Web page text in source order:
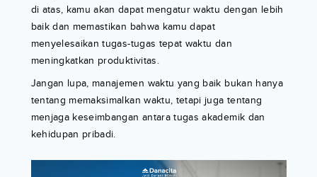
di atas, kamu akan dapat mengatur waktu dengan lebih
baik dan memastikan bahwa kamu dapat
menyelesaikan tugas-tugas tepat waktu dan
meningkatkan produktivitas.
Jangan lupa, manajemen waktu yang baik bukan hanya
tentang memaksimalkan waktu, tetapi juga tentang
menjaga keseimbangan antara tugas akademik dan
kehidupan pribadi.